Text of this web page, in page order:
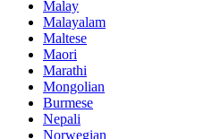
Malay
Malayalam
Maltese
Maori
Marathi
Mongolian
Burmese
Nepali
Norwegian